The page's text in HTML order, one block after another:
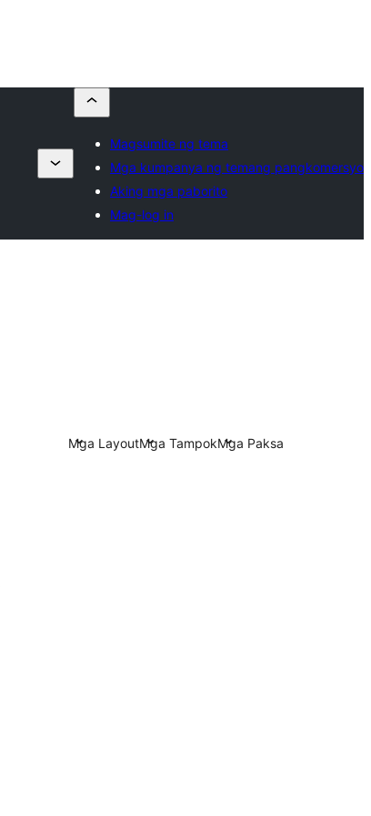
Magsumite ng tema
Mga kumpanya ng temang pangkomersyo
Aking mga paborito
Mag-log in
Mga LayoutMga TampokMga Paksa